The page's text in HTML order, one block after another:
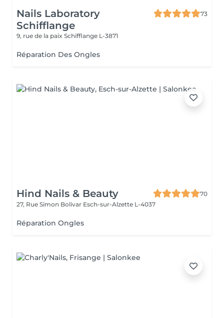
Nails Laboratory
Schifflange
73
9, rue de la paix Schifflange L-3871
Réparation Des Ongles
Hind Nails & Beauty
70
27, Rue Simon Bolivar Esch-sur-Alzette L-4037
Réparation Ongles